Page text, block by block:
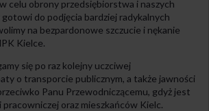
celu obrony przedsiębiorstwa i naszych
do podjęcia bardziej radykalnych
na bezpardonowe szczucie i nękanie
Kielce.
się po raz kolejny uczciwej
o transporcie publicznym, a także jawności
Panu Przewodniczącemu, gdyż jest
oraz mieszkańców Kielc.